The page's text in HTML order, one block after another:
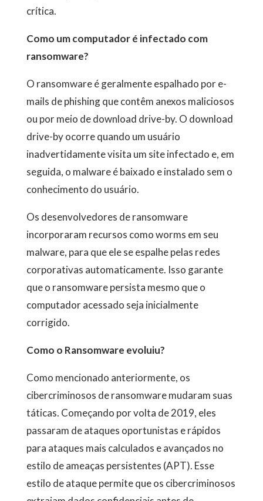
crítica.
Como um computador é infectado com
ransomware?
O ransomware é geralmente espalhado por e-
mails de phishing que contêm anexos maliciosos
ou por meio de download drive-by. O download
drive-by ocorre quando um usuário
inadvertidamente visita um site infectado e, em
seguida, o malware é baixado e instalado sem o
conhecimento do usuário.
Os desenvolvedores de ransomware
incorporaram recursos como worms em seu
malware, para que ele se espalhe pelas redes
corporativas automaticamente. Isso garante
que o ransomware persista mesmo que o
computador acessado seja inicialmente
corrigido.
Como o Ransomware evoluiu?
Como mencionado anteriormente, os
cibercriminosos de ransomware mudaram suas
táticas. Começando por volta de 2019, eles
passaram de ataques oportunistas e rápidos
para ataques mais calculados e avançados no
estilo de ameaças persistentes (APT). Esse
estilo de ataque permite que os cibercriminosos